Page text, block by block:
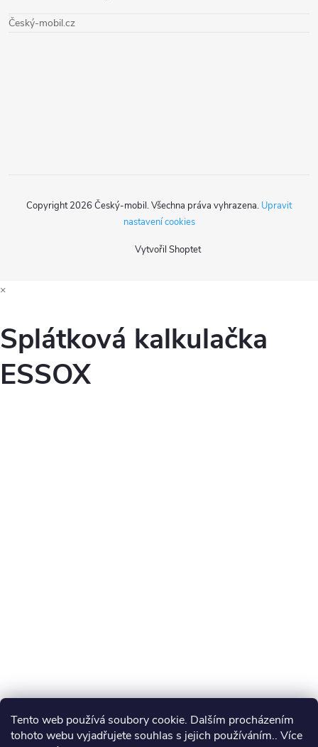
Tento web používá soubory cookie. Dalším procházením
tohoto webu vyjadřujete souhlas s jejich používáním.. Více
pČeský-mobil.cz
Vytvořil Shoptet
Copyright 2026 Český-mobil. Všechna práva vyhrazena. Upravit
nastavení cookies
×
Splátková kalkulačka
ESSOX